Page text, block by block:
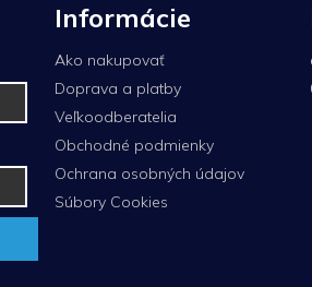
Informácie
Ako nakupovať
Doprava a platby
Veľkoodberatelia
Obchodné podmienky
Ochrana osobných údajov
Súbory Cookies